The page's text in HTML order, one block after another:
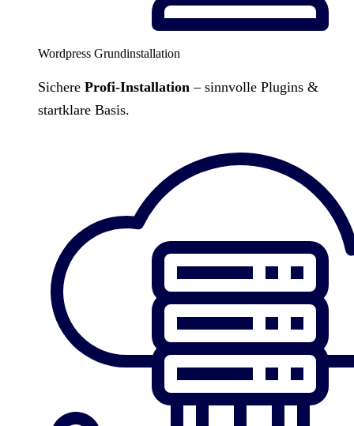
Wordpress Grundinstallation
Sichere Profi-Installation – sinnvolle Plugins &
startklare Basis.